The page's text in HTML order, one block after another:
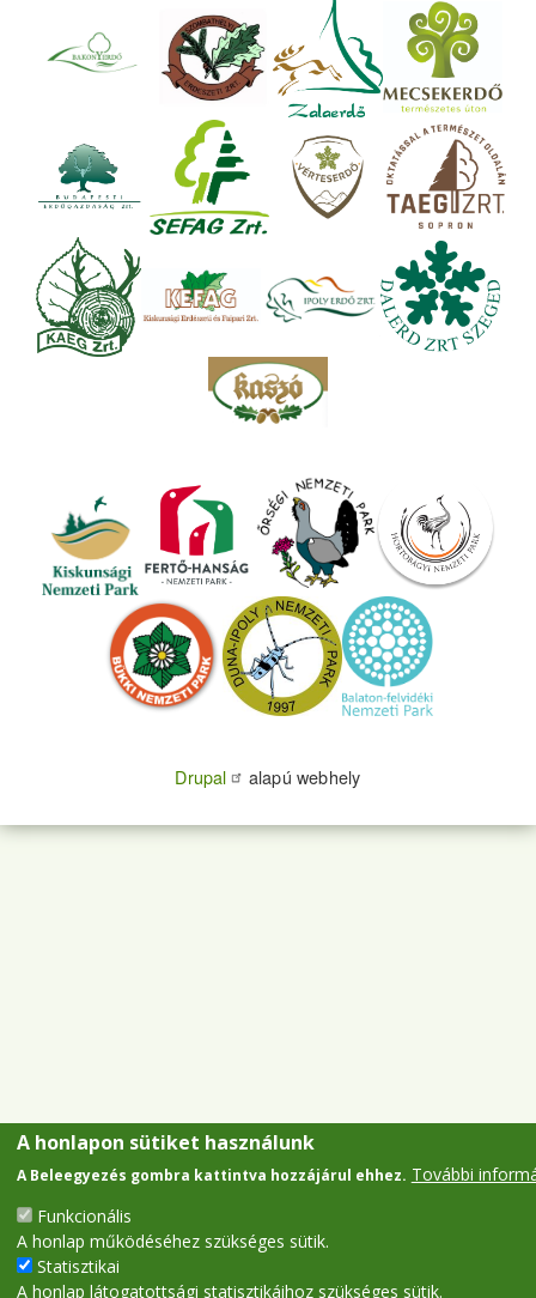
Drupal alapú webhely
A honlapon sütiket használunk
A Beleegyezés gombra kattintva hozzájárul ehhez. További
Funkcionális
A honlap működéséhez szükséges sütik.
Statisztikai
A honlap látogatottsági statisztikáihoz szükséges sütik.